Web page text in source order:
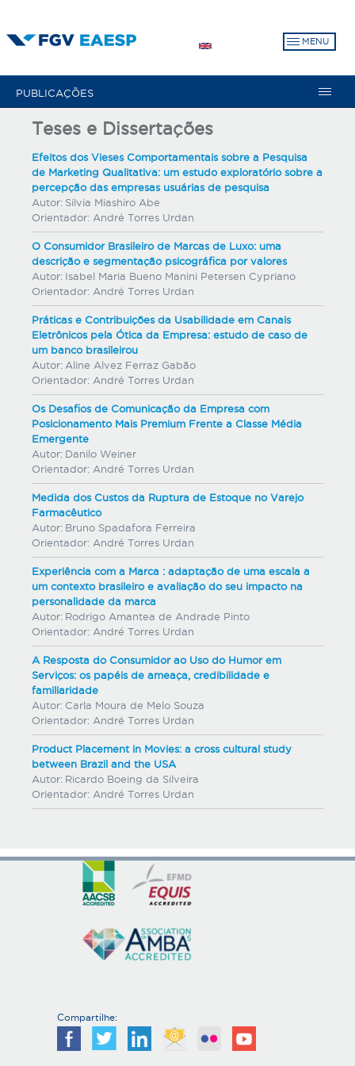
para
MENU
PUBLICAÇÕES
Teses e Dissertações
Efeitos dos Vieses Comportamentais sobre a Pesquisa
de Marketing Qualitativa: um estudo exploratório sobre a
percepção das empresas usuárias de pesquisa
Autor: Silvia Miashiro Abe
Orientador: André Torres Urdan
O Consumidor Brasileiro de Marcas de Luxo: uma
descrição e segmentação psicográfica por valores
Autor: Isabel Maria Bueno Manini Petersen Cypriano
Orientador: André Torres Urdan
Práticas e Contribuições da Usabilidade em Canais
Eletrônicos pela Ótica da Empresa: estudo de caso de
um banco brasileirou
Autor: Aline Alvez Ferraz Gabão
Orientador: André Torres Urdan
Os Desafios de Comunicação da Empresa com
Posicionamento Mais Premium Frente a Classe Média
Emergente
Autor: Danilo Weiner
Orientador: André Torres Urdan
Medida dos Custos da Ruptura de Estoque no Varejo
Farmacêutico
Autor: Bruno Spadafora Ferreira
Orientador: André Torres Urdan
Experiência com a Marca : adaptação de uma escala a
um contexto brasileiro e avaliação do seu impacto na
personalidade da marca
Autor: Rodrigo Amantea de Andrade Pinto
Orientador: André Torres Urdan
A Resposta do Consumidor ao Uso do Humor em
Serviços: os papéis de ameaça, credibilidade e
familiaridade
Autor: Carla Moura de Melo Souza
Orientador: André Torres Urdan
Product Placement in Movies: a cross cultural study
between Brazil and the USA
Autor: Ricardo Boeing da Silveira
Orientador: André Torres Urdan
Compartilhe: